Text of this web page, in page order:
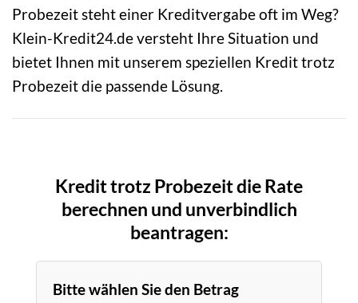
Probezeit steht einer Kreditvergabe oft im Weg?
Klein-Kredit24.de versteht Ihre Situation und
bietet Ihnen mit unserem speziellen Kredit trotz
Probezeit die passende Lösung.
Kredit trotz Probezeit die Rate
berechnen und unverbindlich
beantragen:
Bitte wählen Sie den Betrag